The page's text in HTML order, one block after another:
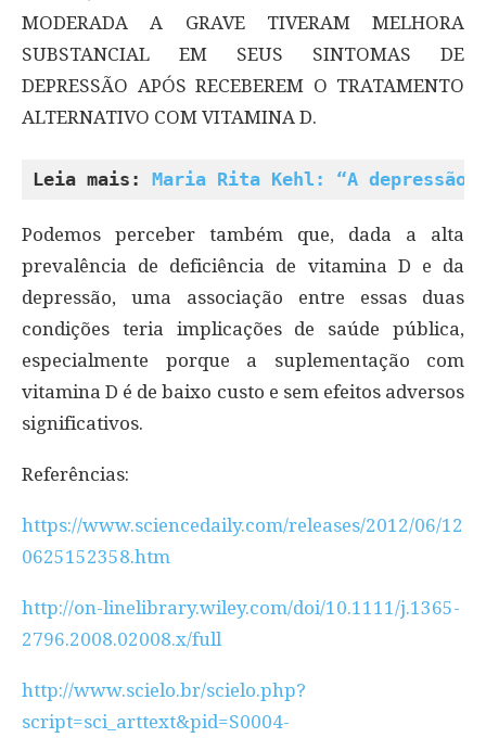
MODERADA A GRAVE TIVERAM MELHORA
SUBSTANCIAL EM SEUS SINTOMAS DE
DEPRESSÃO APÓS RECEBEREM O TRATAMENTO
ALTERNATIVO COM VITAMINA D.
Leia mais: Maria Rita Kehl: “A depressão
Podemos perceber também que, dada a alta
prevalência de deficiência de vitamina D e da
depressão, uma associação entre essas duas
condições teria implicações de saúde pública,
especialmente porque a suplementação com
vitamina D é de baixo custo e sem efeitos adversos
significativos.
Referências:
https://www.sciencedaily.com/releases/2012/06/12
0625152358.htm
http://on-linelibrary.wiley.com/doi/10.1111/j.1365-
2796.2008.02008.x/full
http://www.scielo.br/scielo.php?
script=sci_arttext&pid=S0004-